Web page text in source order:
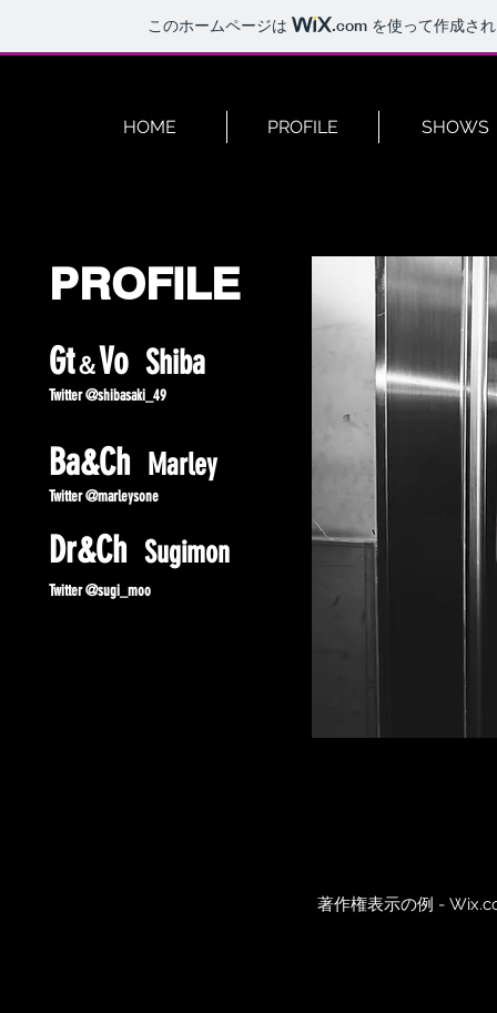
このホームページは .com を使って作成さ
HOME PROFILE SHOWS
Gt＆Vo Shiba
Twitter @shibasaki_49
Ba&Ch Marley
Twitter @marleysone
Dr&Ch Sugimon
Twitter @sugi_moo
​PROFILE
著作権表示の例 -